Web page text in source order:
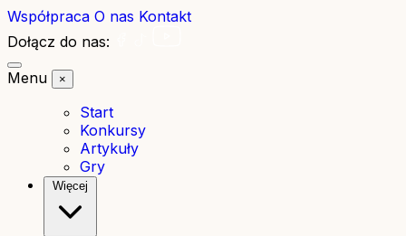
Współpraca O nas Kontakt
Dołącz do nas:
Menu
×
Start
Konkursy
Artykuły
Gry
Więcej